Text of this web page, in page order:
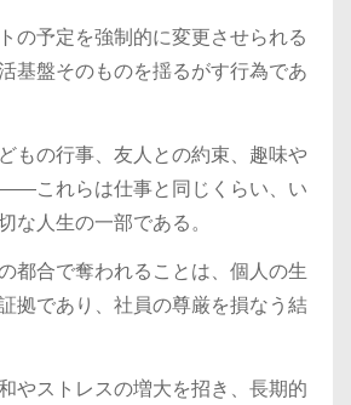
の予定を強制的に変更させられる
基盤そのものを揺るがす行為であ
もの行事、友人との約束、趣味や
これらは仕事と同じくらい、い
な人生の一部である。
都合で奪われることは、個人の生
拠であり、社員の尊厳を損なう結
やストレスの増大を招き、長期的